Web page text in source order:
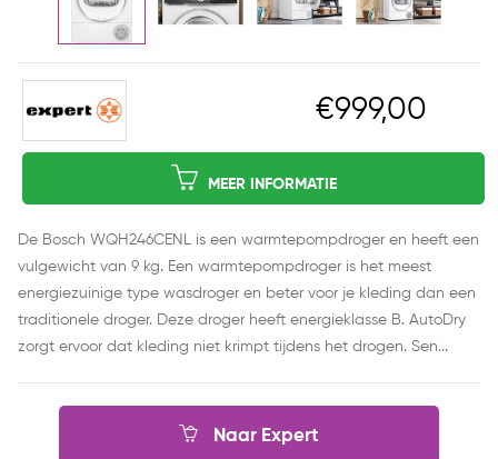
€999,00
MEER INFORMATIE
De Bosch WQH246CENL is een warmtepompdroger en heeft een
vulgewicht van 9 kg. Een warmtepompdroger is het meest
energiezuinige type wasdroger en beter voor je kleding dan een
traditionele droger. Deze droger heeft energieklasse B. AutoDry
zorgt ervoor dat kleding niet krimpt tijdens het drogen. Sen...
Naar Expert